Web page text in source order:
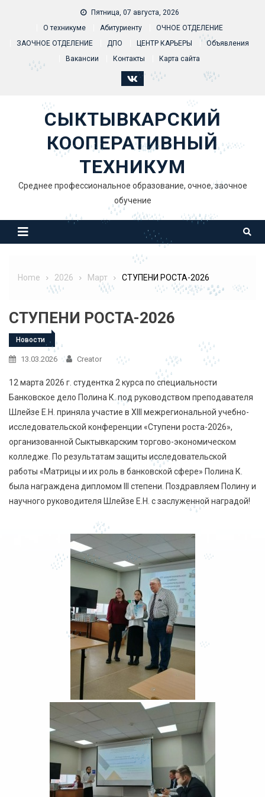
Пятница, 07 августа, 2026
О техникуме
Абитуриенту
ОЧНОЕ ОТДЕЛЕНИЕ
ЗАОЧНОЕ ОТДЕЛЕНИЕ
ДПО ЦЕНТР КАРЬЕРЫ
Объявления
Вакансии
Контакты Карта сайта
СЫКТЫВКАРСКИЙ
КООПЕРАТИВНЫЙ
ТЕХНИКУМ
Среднее профессиональное образование, очное, заочное
обучение
Home 2026 Март СТУПЕНИ РОСТА-2026
СТУПЕНИ РОСТА-2026
Новости
13.03.2026 Creator
12 марта 2026 г. студентка 2 курса по специальности
Банковское дело Полина К. под руководством преподавателя
Шлейзе Е.Н. приняла участие в XIII межрегиональной учебно-
исследовательской конференции «Ступени роста-2026»,
организованной Сыктывкарским торгово-экономическом
колледже. По результатам защиты исследовательской
работы «Матрицы и их роль в банковской сфере» Полина К.
была награждена дипломом III степени. Поздравляем Полину и
научного руководителя Шлейзе Е.Н. с заслуженной наградой!